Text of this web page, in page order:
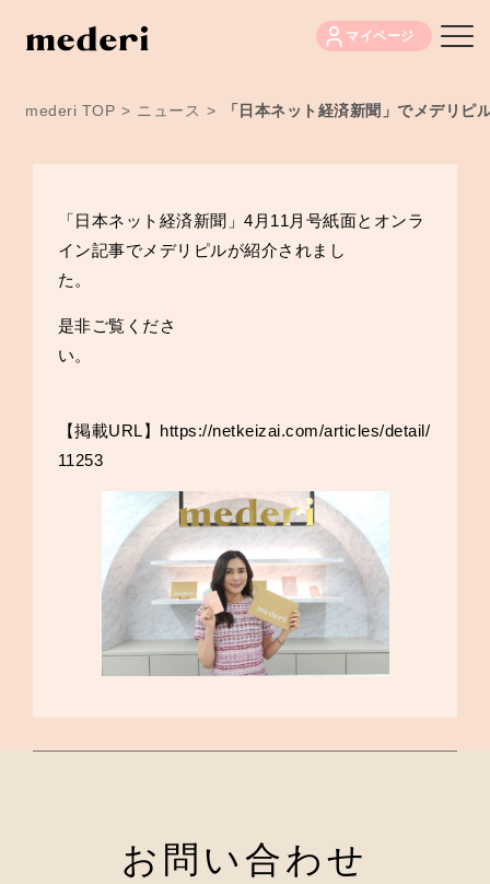
マイページ
mederi TOP > ニュース > 「日本ネット経済新聞」でメデリピ
「日本ネット経済新聞」4月11月号紙面とオンラ
イン記事でメデリピルが紹介されまし
た。
是非ご覧くださ
い。
【掲載URL】 https://netkeizai.com/articles/detail/
11253
お問い合わせ